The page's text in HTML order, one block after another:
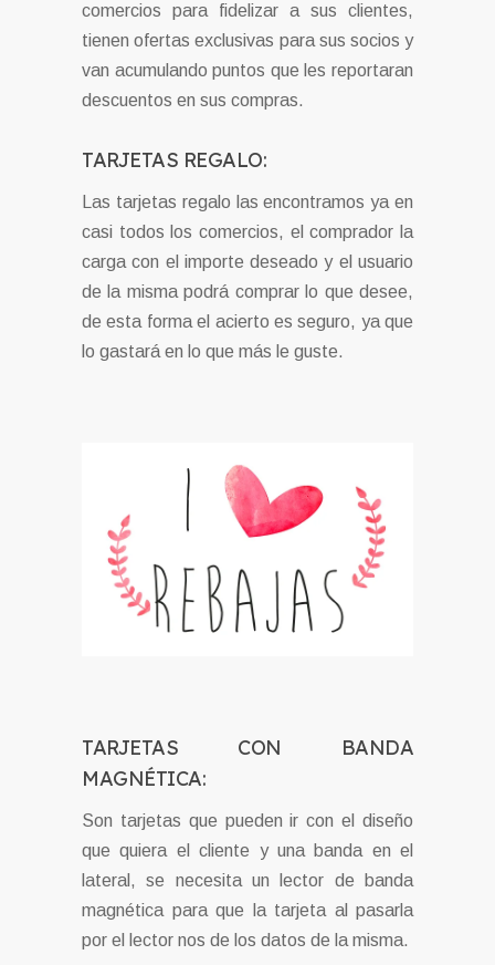
comercios para fidelizar a sus clientes,
tienen ofertas exclusivas para sus socios y
van acumulando puntos que les reportaran
descuentos en sus compras.
TARJETAS REGALO:
Las tarjetas regalo las encontramos ya en
casi todos los comercios, el comprador la
carga con el importe deseado y el usuario
de la misma podrá comprar lo que desee,
de esta forma el acierto es seguro, ya que
lo gastará en lo que más le guste.
TARJETAS CON BANDA
MAGNÉTICA:
Son tarjetas que pueden ir con el diseño
que quiera el cliente y una banda en el
lateral, se necesita un lector de banda
magnética para que la tarjeta al pasarla
por el lector nos de los datos de la misma.